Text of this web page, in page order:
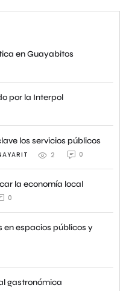
en Guayabitos
por la Interpol
los servicios públicos
2 0
la economía local
0
espacios públicos y
gastronómica